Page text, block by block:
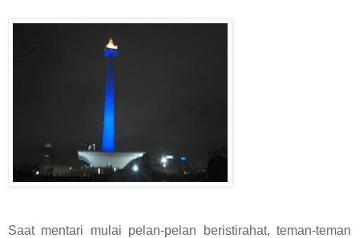
Saat mentari mulai pelan-pelan beristirahat, teman-teman